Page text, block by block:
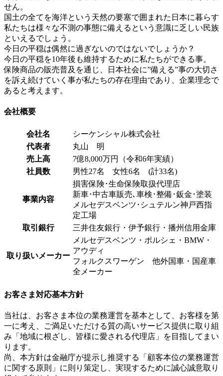
せん。
国土の全てを海洋という天然の要塞で囲まれた日本に暮らす
私たちは様々な不測の事態に備えるという意識に乏しい民族
といえるでしょう。
今日の平穏は偶然に過ぎないのではないでしょうか？
今日の平穏を10年後も維持するために私たちができる事。
保険商品の販売普及を通じ、日本社会に”備える”事の大切さ
を訴え続けていく事が私たちの存在理由であり、企業理念で
あると考えます。
会社概要
会社名
シーケンシャル株式会社
代表者
丸山 明
売上高
7億8,000万円（令和6年実績）
社員数
男性27名 女性6名 (計33名)
事業内容
損害保険･生命保険取扱代理店
新車･中古車販売､車検･整備･鈑金･塗装
メルセデスベンツ･シュテルン神戸西指
定工場
取引銀行
三井住友銀行・伊予銀行・播州信用金庫
取り扱いメーカー
メルセデスベンツ・ポルシェ・BMW・
アウディ
フォルクスワーゲン 他外国車・国産車
全メーカー
お客さま対応基本方針
当社は、お客さま本位の業務運営を基本として、お客様を第
一に考え、ご満足いただける質の高いサービス提供に取り組
み「地域に根ざし、皆様に愛される代理店」を目指してまい
ります。
尚、本方針は金融庁が提示し推奨する「顧客本位の業務運営
に関する原則」に則り策定し、実現するために誠心誠意取り